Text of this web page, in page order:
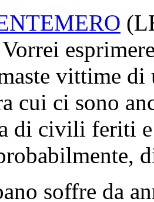
(
Vorrei
vittime
cui ci sono
di civili feriti
soffre da